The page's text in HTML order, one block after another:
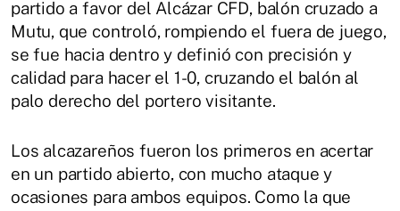
partido a favor del Alcázar CFD, balón cruzado a
Mutu, que controló, rompiendo el fuera de juego,
se fue hacia dentro y definió con precisión y
calidad para hacer el 1-0, cruzando el balón al
palo derecho del portero visitante.
Los alcazareños fueron los primeros en acertar
en un partido abierto, con mucho ataque y
ocasiones para ambos equipos. Como la que